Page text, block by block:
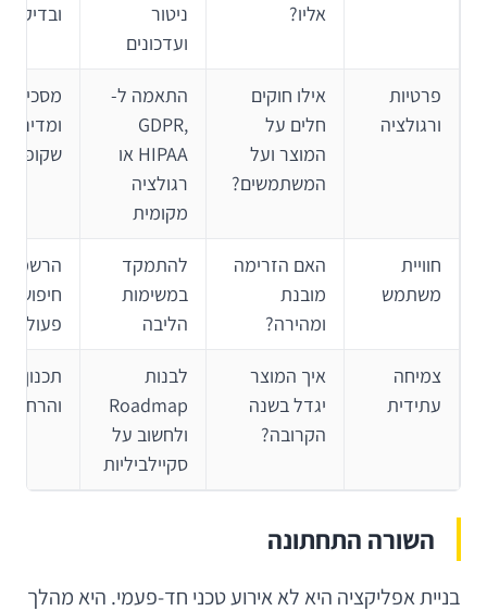
אליו?
ניטור
ועדכונים
פרטיות
ורגולציה
אילו חוקים
חלים על
המוצר ועל
המשתמשים?
התאמה ל-
GDPR,
HIPAA או
רגולציה
מקומית
מסכי
שקופה
חוויית
משתמש
האם הזרימה
מובנת
ומהירה?
להתמקד
במשימות
הליבה
הרשמה
חיפוש
פעולה
צמיחה
עתידית
איך המוצר
יגדל בשנה
הקרובה?
לבנות
Roadmap
ולחשוב על
סקיילביליות
תכנון
והרחבת
השורה התחתונה
בניית אפליקציה היא לא אירוע טכני חד-פעמי. היא מהלך